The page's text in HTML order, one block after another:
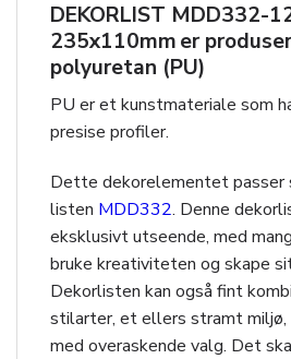
DEKORLIST MDD332-
235x110mm er
polyuretan (PU)
PU er et kunstmateriale som
presise profiler.
Dette dekorelementet passer
listen MDD332. Denne
eksklusivt utseende, med
bruke kreativiteten og skape
Dekorlisten kan også fint
stilarter, et ellers stramt miljø,
med overaskende valg. Det